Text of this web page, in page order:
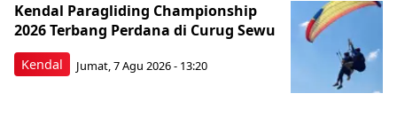
Kendal
Kendal Paragliding Championship
2026 Terbang Perdana di Curug Sewu
Jumat, 7 Agu 2026 - 13:20